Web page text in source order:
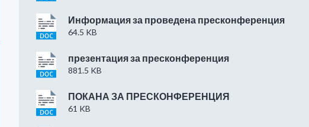
Информация за проведена пресконференция
64.5 KB
презентация за пресконференция
881.5 KB
ПОКАНА ЗА ПРЕСКОНФЕРЕНЦИЯ
61 KB